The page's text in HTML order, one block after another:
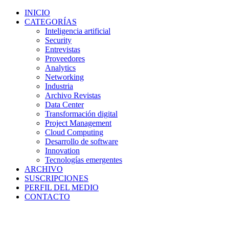
INICIO
CATEGORÍAS
Inteligencia artificial
Security
Entrevistas
Proveedores
Analytics
Networking
Industria
Archivo Revistas
Data Center
Transformación digital
Project Management
Cloud Computing
Desarrollo de software
Innovation
Tecnologías emergentes
ARCHIVO
SUSCRIPCIONES
PERFIL DEL MEDIO
CONTACTO